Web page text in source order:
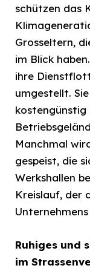
schützen das
Grosseltern,
im Blick
ihre
umgestellt.
Manchmal
gespeist, die
Werkshallen
Kreislauf, der
Ruhiges und
im